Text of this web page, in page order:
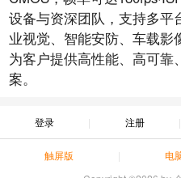
设备与资深团队，支持多平
业视觉、智能安防、车载
为客户提供高性能、高可
案。
登录 注册
触屏版 电